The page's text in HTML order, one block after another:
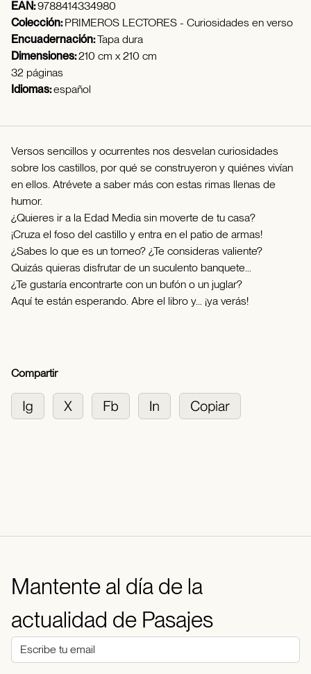
EAN:9788414334980
Colección:PRIMEROS LECTORES - Curiosidades en verso
Encuadernación:Tapa dura
Dimensiones:210 cm x 210 cm
32 páginas
Idiomas:español
Versos sencillos y ocurrentes nos desvelan curiosidades
sobre los castillos, por qué se construyeron y quiénes vivían
en ellos. Atrévete a saber más con estas rimas llenas de
humor.
¿Quieres ir a la Edad Media sin moverte de tu casa?
¡Cruza el foso del castillo y entra en el patio de armas!
¿Sabes lo que es un torneo? ¿Te consideras valiente?
Quizás quieras disfrutar de un suculento banquete...
¿Te gustaría encontrarte con un bufón o un juglar?
Aquí te están esperando. Abre el libro y... ¡ya verás!
Compartir
Mantente al día de la
actualidad de Pasajes